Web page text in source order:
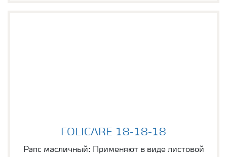
FOLICARE 18-18-18
Рапс масличный: Применяют в виде листовой